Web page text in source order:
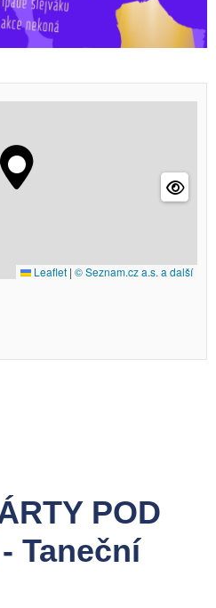
Leaflet | © Seznam.cz a.s. a další
POD
Taneční